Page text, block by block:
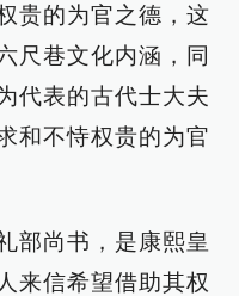
贵的为官之德，这
尺巷文化内涵，同
代表的古代士大夫
和不恃权贵的为官
部尚书，是康熙皇
来信希望借助其权